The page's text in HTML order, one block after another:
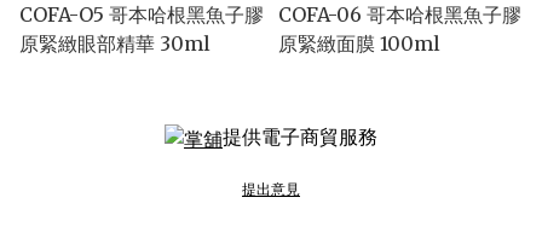
COFA-O5 哥本哈根黑魚子膠
原緊緻眼部精華 30ml
COFA-06 哥本哈根黑魚子膠
原緊緻面膜 100ml
提供電子商貿服務
提出意見